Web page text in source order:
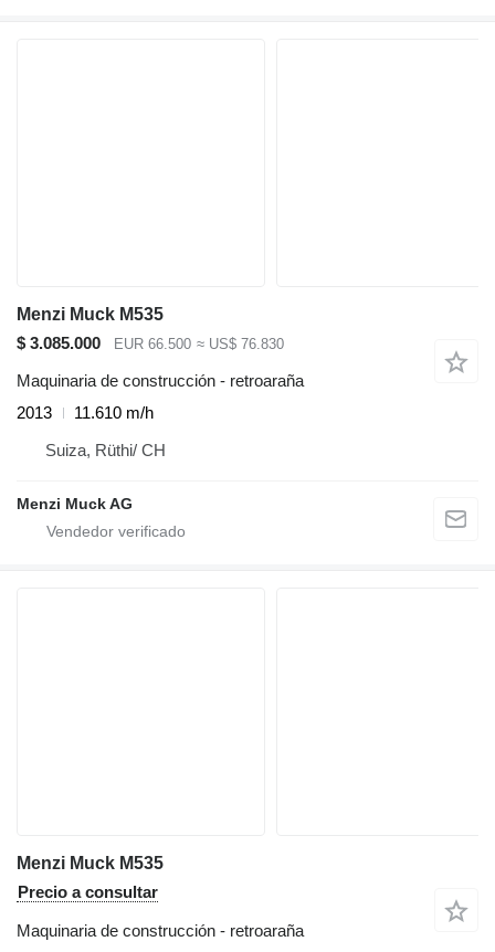
Menzi Muck M535
$ 3.085.000
EUR 66.500 ≈ US$ 76.830
Maquinaria de construcción - retroaraña
2013
11.610 m/h
Suiza, Rüthi/ CH
Menzi Muck AG
Menzi Muck M535
Precio a consultar
Maquinaria de construcción - retroaraña